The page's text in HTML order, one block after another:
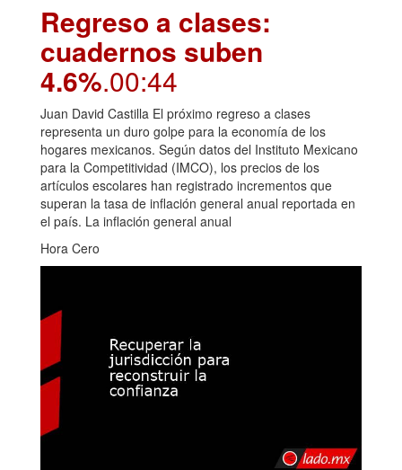
Regreso a clases:
cuadernos suben
4.6%.00:44
Juan David Castilla El próximo regreso a clases
representa un duro golpe para la economía de los
hogares mexicanos. Según datos del Instituto Mexicano
para la Competitividad (IMCO), los precios de los
artículos escolares han registrado incrementos que
superan la tasa de inflación general anual reportada en
el país. La inflación general anual
Hora Cero